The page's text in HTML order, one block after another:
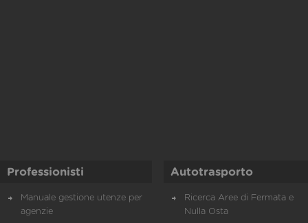
Professionisti
Manuale gestione utenze per
agenzie
Autotrasporto
Ricerca Aree di Fermata e
Nulla Osta